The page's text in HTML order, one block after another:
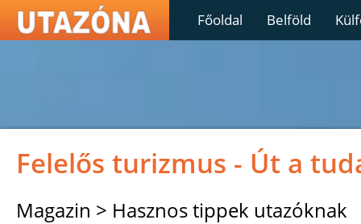
Főoldal Belföld
Felelős turizmus - Út a
Magazin > Hasznos tippek utazóknak